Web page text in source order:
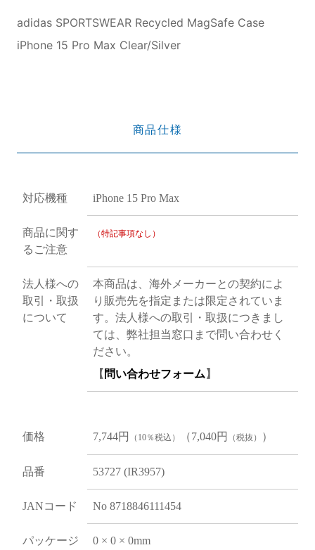
adidas SPORTSWEAR Recycled MagSafe Case
iPhone 15 Pro Max Clear/Silver
商品仕様
対応機種 iPhone 15 Pro Max
商品に関す
るご注意
（特記事項なし）
法人様への
取引・取扱
について
本商品は、海外メーカーとの契約によ
り販売先を指定または限定されていま
す。法人様への取引・取扱につきまし
ては、弊社担当窓口まで問い合わせく
ださい。
【 問い合わせフォーム 】
価格 7,744円 （10％税込） （7,040円 （税抜） ）
品番 53727 (IR3957)
JANコード No 8718846111454
パッケージ
0 × 0 × 0mm